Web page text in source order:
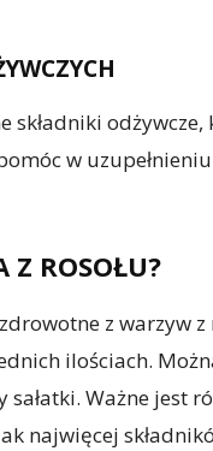
składniki
w
Z ROSOŁU?
z warzyw z
ilościach.
Ważne jest
najwięcej